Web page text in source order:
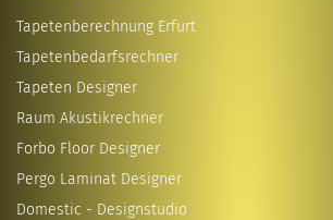
Tapetenberechnung Erfurt
Tapetenbedarfsrechner
Tapeten Designer
Raum Akustikrechner
Forbo Floor Designer
Pergo Laminat Designer
Domestic - Designstudio